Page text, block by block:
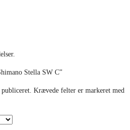
Stella SW C”
Krævede felter er markeret med